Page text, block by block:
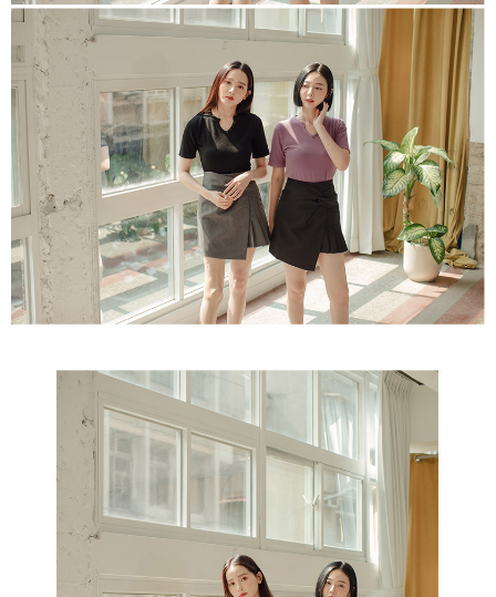
【注意事項】
１．透過由恩沛科技股份有限公司提供之「AFTEE先享後付」服務完成之交
易，需依本服務之必要範圍內提供個人資料，並將交易相關給付款項請求債
權轉讓予恩沛科技股份有限公司。
２．關於個人資料處理事宜，請瀏覽以下網址：
https://aftee.tw/terms/#terms3
３．未成年的使用者請事先徵得法定代理人或監護人之同意方可使用
「AFTEE先享後付」，若未經同意申辦者引起之損失，本公司不負相關責
任。
４．使用「AFTEE先享後付」時，將依據個別帳號之用戶狀況，依本公司即
時審查核予不同之上限額度；若仍有額度不足之情形，本公司將視審查結果
請求用戶進行身份認證。
５．嚴禁一人註冊多個帳號或使用他人資訊註冊。若發現惡意使用之情形，
恩沛科技股份有限公司將有權停止該用戶之使用額度並採取法律行動。
離島取貨加價40
每筆NT$80，滿NT$1,500(含以上)免運費
付款後7-11取貨
每筆NT$80，滿NT$1,500(含以上)免運費
宅配
每筆NT$100，滿NT$1,500(含以上)免運費
海外宅配 查看運費